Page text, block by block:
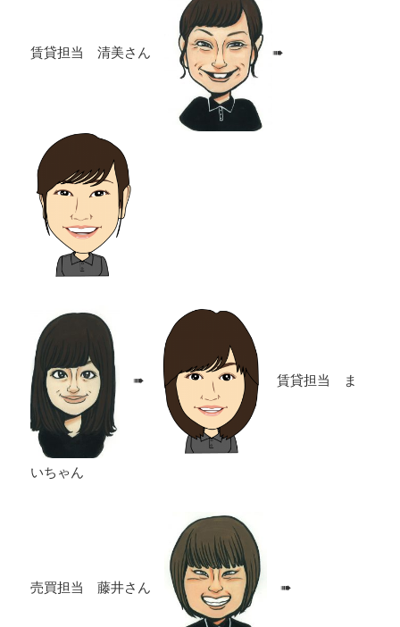
賃貸担当 清美さん ➠
➠ 賃貸担当 ま
いちゃん
売買担当 藤井さん ➠